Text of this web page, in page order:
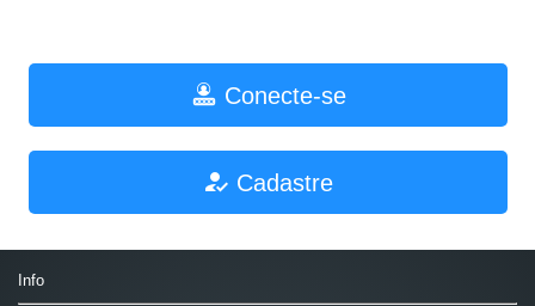
Conecte-se
Cadastre
Info